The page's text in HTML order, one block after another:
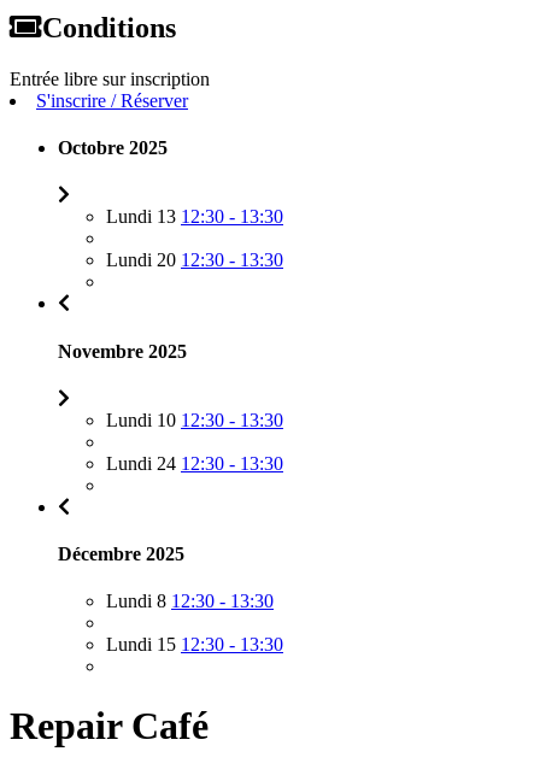
Conditions
Entrée libre sur inscription
S'inscrire / Réserver
Octobre 2025
Lundi 13 12:30 - 13:30
Lundi 20 12:30 - 13:30
Novembre 2025
Lundi 10 12:30 - 13:30
Lundi 24 12:30 - 13:30
Décembre 2025
Lundi 8 12:30 - 13:30
Lundi 15 12:30 - 13:30
Repair Café